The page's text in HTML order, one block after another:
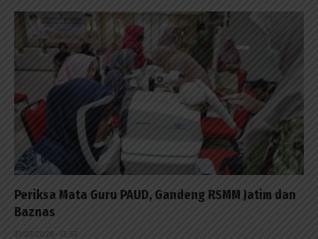
Periksa Mata Guru PAUD, Gandeng RSMM Jatim dan
Baznas
31/07/2026 - 13:57